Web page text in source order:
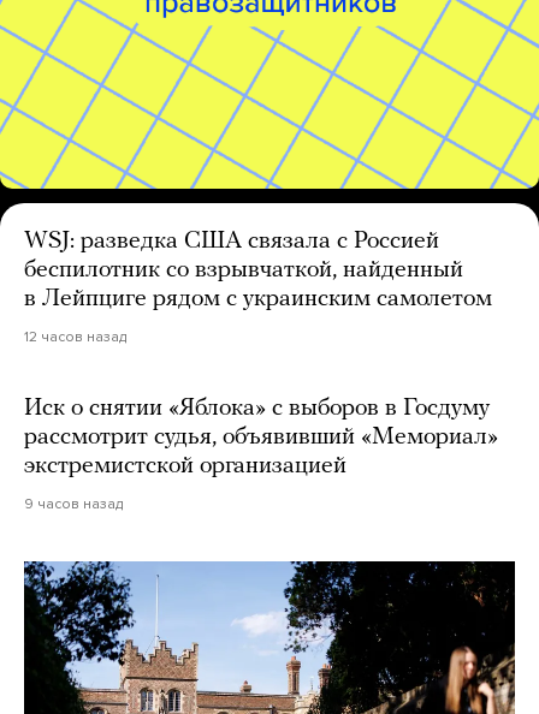
WSJ: разведка США связала с Россией
беспилотник со взрывчаткой, найденный
в Лейпциге рядом с украинским самолетом
12 часов назад
Иск о снятии «Яблока» с выборов в Госдуму
рассмотрит судья, объявивший «Мемориал»
экстремистской организацией
9 часов назад